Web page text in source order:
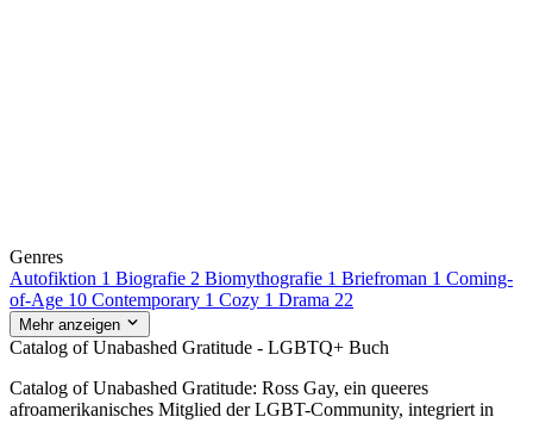
Genres
Autofiktion 1 Biografie 2 Biomythografie 1 Briefroman 1 Coming-
of-Age 10 Contemporary 1 Cozy 1 Drama 22
Mehr anzeigen
Catalog of Unabashed Gratitude - LGBTQ+ Buch
Catalog of Unabashed Gratitude: Ross Gay, ein queeres
afroamerikanisches Mitglied der LGBT-Community, integriert in